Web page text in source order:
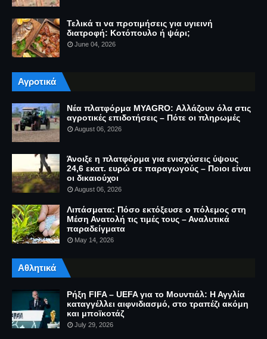
Τελικά τι να προτιμήσεις για υγιεινή
διατροφή: Κοτόπουλο ή ψάρι;
June 04, 2026
Αγροτικά
Νέα πλατφόρμα MYAGRO: Αλλάζουν όλα στις
αγροτικές επιδοτήσεις – Πότε οι πληρωμές
August 06, 2026
Άνοιξε η πλατφόρμα για ενισχύσεις ύψους
24,6 εκατ. ευρώ σε παραγωγούς – Ποιοι είναι
οι δικαιούχοι
August 06, 2026
Λιπάσματα: Πόσο εκτόξευσε ο πόλεμος στη
Μέση Ανατολή τις τιμές τους – Αναλυτικά
παραδείγματα
May 14, 2026
Αθλητικά
Ρήξη FIFA – UEFA για το Μουντιάλ: Η Αγγλία
καταγγέλλει αιφνιδιασμό, στο τραπέζι ακόμη
και μποϊκοτάζ
July 29, 2026